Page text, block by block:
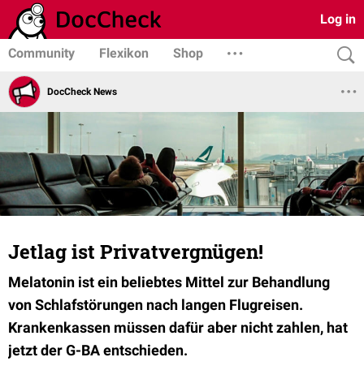
Log in
Community Flexikon Shop
DocCheck News
Jetlag ist Privatvergnügen!
Melatonin ist ein beliebtes Mittel zur Behandlung
von Schlafstörungen nach langen Flugreisen.
Krankenkassen müssen dafür aber nicht zahlen, hat
jetzt der G-BA entschieden.